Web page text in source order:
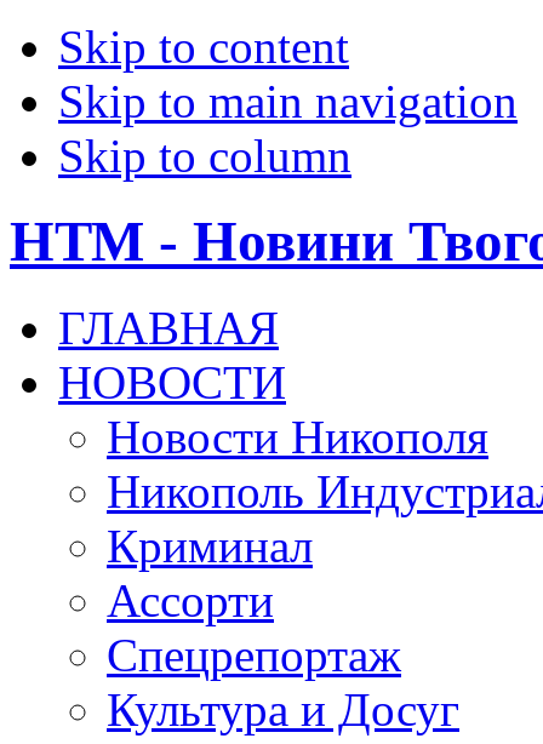
Skip to content
Skip to main navigation
Skip to column
НТМ - Новини
ГЛАВНАЯ
НОВОСТИ
Новости Никополя
Никополь
Криминал
Ассорти
Спецрепортаж
Культура и Досуг